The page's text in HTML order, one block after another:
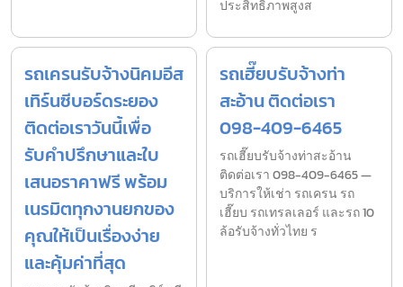
ประสิทธิภาพสูงส
รถเครนรับจ้างนิคมอีส
เทิร์นซีบอร์ดระยอง
ติดต่อเราวันนี้เพื่อ
รับคำปรึกษาและใบ
เสนอราคาฟรี พร้อม
เนรมิตทุกงานยกของ
คุณให้เป็นเรื่องง่าย
และคุ้มค่าที่สุด
รถเฮี๊ยบรับจ้างท่า
สะอ้าน ติดต่อเรา
098-409-6465
รถเฮี๊ยบรับจ้างท่าสะอ้าน
ติดต่อเรา 098-409-6465 —
บริการให้เช่า รถเครน รถ
เฮี๊ยบ รถเทรลเลอร์ และรถ 10
ล้อรับจ้างทั่วไทย ร